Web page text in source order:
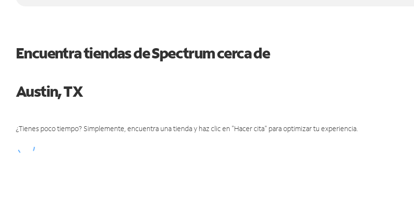
Encuentra tiendas de Spectrum cerca de
Austin, TX
¿Tienes poco tiempo? Simplemente, encuentra una tienda y haz clic en "Hacer cita" para optimizar tu experiencia.